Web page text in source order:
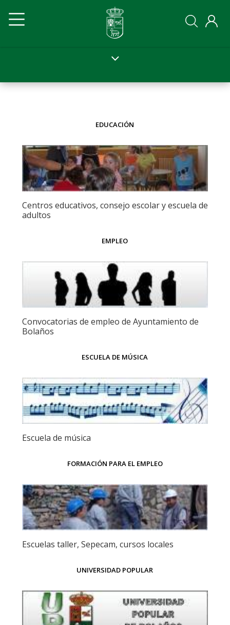
contenido
principal
principal
principal
EDUCACIÓN
Centros educativos, consejo escolar y escuela de
adultos
EMPLEO
Convocatorias de empleo de Ayuntamiento de
Bolaños
ESCUELA DE MÚSICA
Escuela de música
FORMACIÓN PARA EL EMPLEO
Escuelas taller, Sepecam, cursos locales
UNIVERSIDAD POPULAR